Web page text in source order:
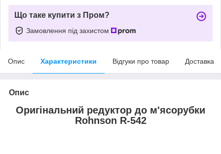
Що таке купити з Пром?
Замовлення під захистом
Опис Характеристики Відгуки про товар Доставка
Опис
Оригінальний редуктор до м'ясорубки
Rohnson R-542